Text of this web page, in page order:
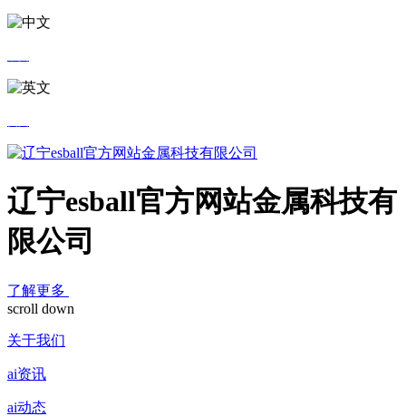
辽宁esball官方网站金属科技有
限公司
了解更多
scroll down
关于我们
ai资讯
ai动态